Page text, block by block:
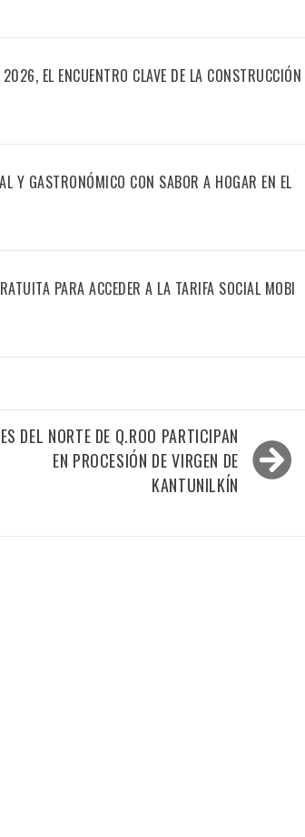
EL ENCUENTRO CLAVE DE LA CONSTRUCCIÓN
Y GASTRONÓMICO CON SABOR A HOGAR EN EL
PARA ACCEDER A LA TARIFA SOCIAL MOBI
DEL NORTE DE Q.ROO PARTICIPAN
EN PROCESIÓN DE VIRGEN DE
KANTUNILKÍN